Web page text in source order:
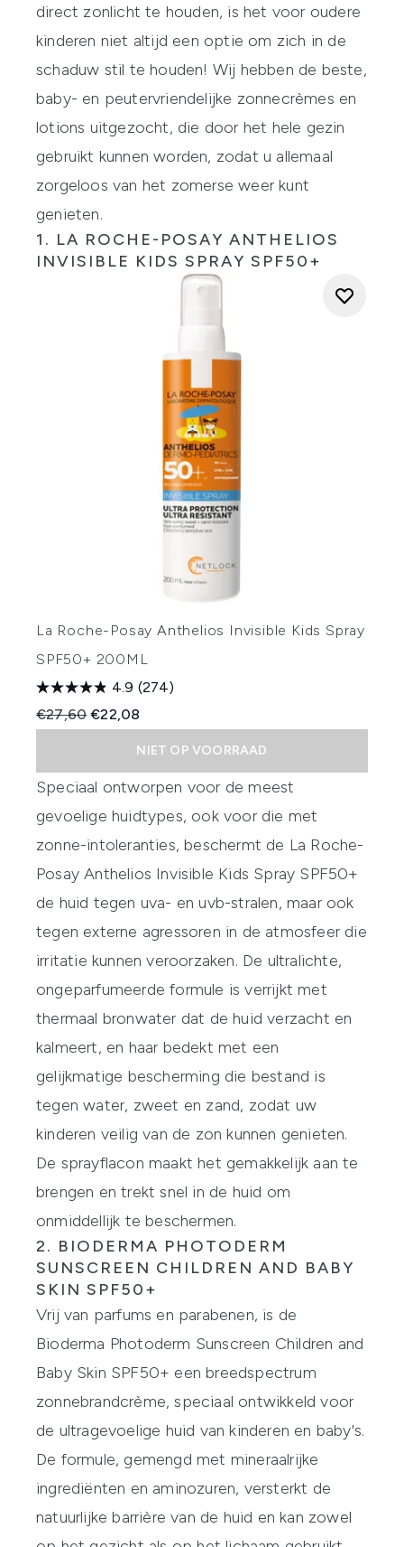
direct zonlicht te houden, is het voor oudere
kinderen niet altijd een optie om zich in de
schaduw stil te houden! Wij hebben de beste,
baby- en peutervriendelijke zonnecrèmes en
lotions uitgezocht, die door het hele gezin
gebruikt kunnen worden, zodat u allemaal
zorgeloos van het zomerse weer kunt
genieten.
1. LA ROCHE-POSAY ANTHELIOS
INVISIBLE KIDS SPRAY SPF50+
La Roche-Posay Anthelios Invisible Kids Spray
SPF50+ 200ML
4.9 (274)
Recommended Retail Price:
€27,60Huidige prijs:
€22,08
NIET OP VOORRAAD
Speciaal ontworpen voor de meest
gevoelige huidtypes, ook voor die met
zonne-intoleranties, beschermt de La Roche-
Posay Anthelios Invisible Kids Spray SPF50+
de huid tegen uva- en uvb-stralen, maar ook
tegen externe agressoren in de atmosfeer die
irritatie kunnen veroorzaken. De ultralichte,
ongeparfumeerde formule is verrijkt met
thermaal bronwater dat de huid verzacht en
kalmeert, en haar bedekt met een
gelijkmatige bescherming die bestand is
tegen water, zweet en zand, zodat uw
kinderen veilig van de zon kunnen genieten.
De sprayflacon maakt het gemakkelijk aan te
brengen en trekt snel in de huid om
onmiddellijk te beschermen.
2. BIODERMA PHOTODERM
SUNSCREEN CHILDREN AND BABY
SKIN SPF50+
Vrij van parfums en parabenen, is de
Bioderma Photoderm Sunscreen Children and
Baby Skin SPF50+ een breedspectrum
zonnebrandcrème, speciaal ontwikkeld voor
de ultragevoelige huid van kinderen en baby's.
De formule, gemengd met mineraalrijke
ingrediënten en aminozuren, versterkt de
natuurlijke barrière van de huid en kan zowel